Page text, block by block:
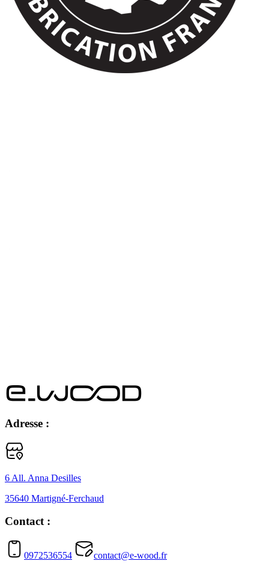
Adresse :
6 All. Anna Desilles
35640 Martigné-Ferchaud
Contact :
0972536554 contact@e-wood.fr